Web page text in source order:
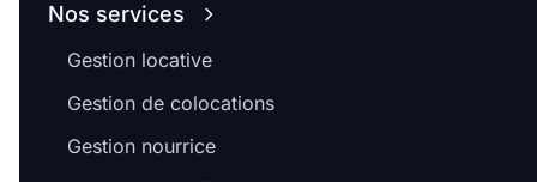
Promotions
Mettre en avant les
Nos services
Gestion locative
Gestion de colocations
Gestion nourrice